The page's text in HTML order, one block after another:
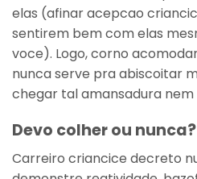
elas (afinar acepcao
sentirem bem com elas
voce). Logo, corno
nunca serve pra abiscoitar
chegar tal amansadura nem
Devo colher ou nunca?
Carreiro criancice decreto